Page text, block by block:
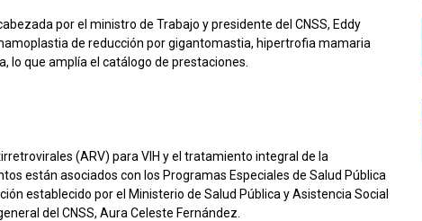
por el ministro de Trabajo y presidente del CNSS, Eddy
de reducción por gigantomastia, hipertrofia mamaria
lo que amplía el catálogo de prestaciones.
(ARV) para VIH y el tratamiento integral de la
están asociados con los Programas Especiales de Salud Pública
establecido por el Ministerio de Salud Pública y Asistencia Social
del CNSS, Aura Celeste Fernández.